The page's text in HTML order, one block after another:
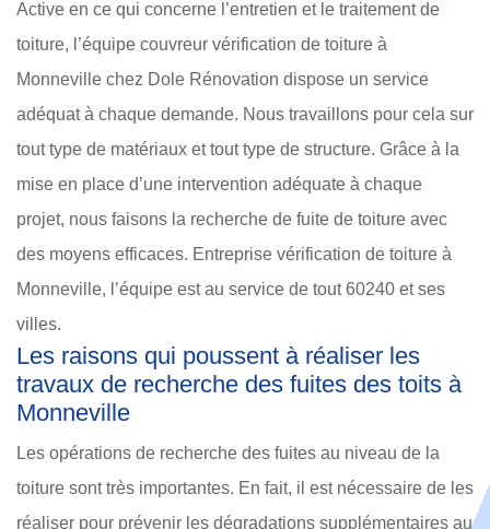
Active en ce qui concerne l’entretien et le traitement de
toiture, l’équipe couvreur vérification de toiture à
Monneville chez Dole Rénovation dispose un service
adéquat à chaque demande. Nous travaillons pour cela sur
tout type de matériaux et tout type de structure. Grâce à la
mise en place d’une intervention adéquate à chaque
projet, nous faisons la recherche de fuite de toiture avec
des moyens efficaces. Entreprise vérification de toiture à
Monneville, l’équipe est au service de tout 60240 et ses
villes.
Les raisons qui poussent à réaliser les
travaux de recherche des fuites des toits à
Monneville
Les opérations de recherche des fuites au niveau de la
toiture sont très importantes. En fait, il est nécessaire de les
réaliser pour prévenir les dégradations supplémentaires au